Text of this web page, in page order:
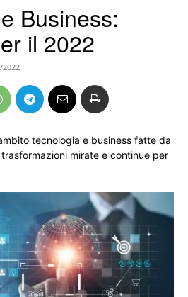
Business:
il 2022
2022
tecnologia e business fatte da
mirate e continue per